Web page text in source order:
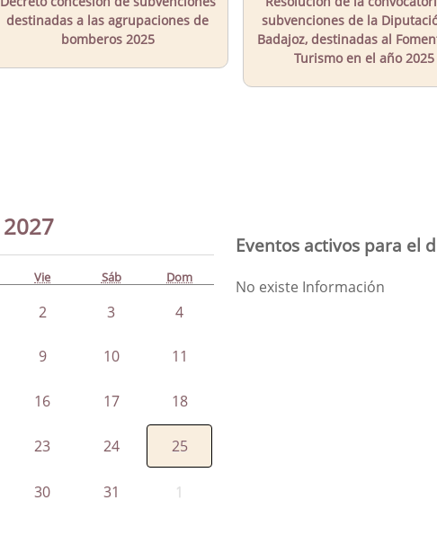
destinadas a las agrupaciones de
bomberos 2025
subvenciones de la
Badajoz, destinadas al
Turismo en el año 2025
2027
Vie Sáb Dom
2 3 4
9 10 11
16 17 18
23 24 25
30 31 1
Eventos activos para el
No existe Información